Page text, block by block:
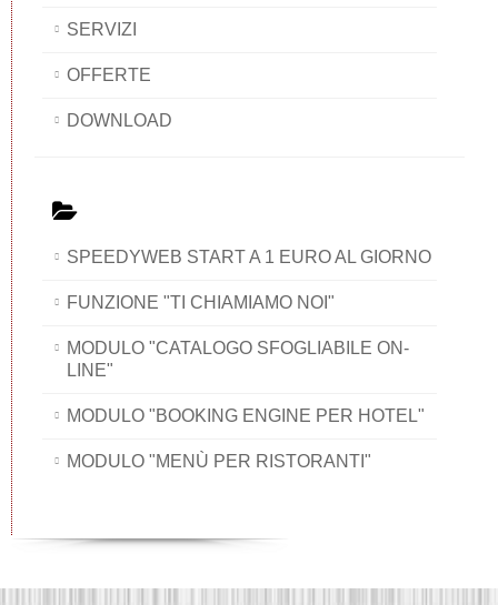
SERVIZI
OFFERTE
DOWNLOAD
SPEEDYWEB START A 1 EURO AL GIORNO
FUNZIONE "TI CHIAMIAMO NOI"
MODULO "CATALOGO SFOGLIABILE ON-
LINE"
MODULO "BOOKING ENGINE PER HOTEL"
MODULO "MENÙ PER RISTORANTI"